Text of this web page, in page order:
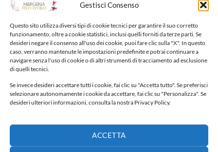
Gestisci Consenso
Questo sito utilizza diversi tipi di cookie tecnici per garantire il suo corretto
funzionamento, oltre a cookie statistici, inclusi quelli forniti da terze parti. Se
desideri negare il consenso all'uso dei cookie, puoi fare clic sulla "X". In questo
caso, verranno mantenute le impostazioni predefinite e potrai continuare a
navigare senza l'uso di cookie o di altri strumenti di tracciamento ad esclusione
di quelli tecnici.
Se invece desideri accettare tutti i cookie, fai clic su "Accetta tutto". Se preferisci
selezionare autonomamente i cookie da accettare, fai clic su "Personalizza". Se
desideri ulteriori informazioni, consulta la nostra Privacy Policy.
ACCETTA
Aggiungi alla lista dei
Aggiungi alla lista dei
NUOVI ARRIVI